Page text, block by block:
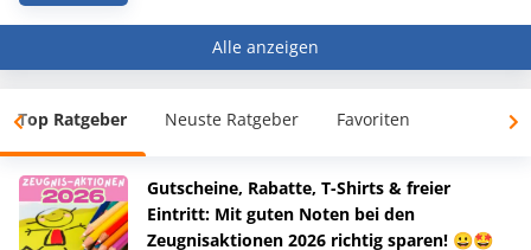
Alle anzeigen
Top Ratgeber Neuste Ratgeber Favoriten
Gutscheine, Rabatte, T-Shirts & freier
Eintritt: Mit guten Noten bei den
Zeugnisaktionen 2026 richtig sparen! 😀🤩